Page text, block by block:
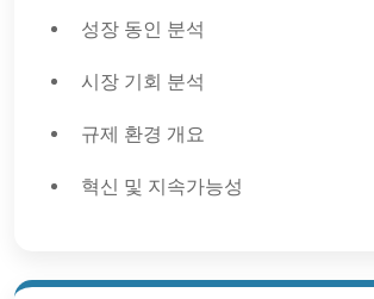
성장 동인 분석
시장 기회 분석
규제 환경 개요
혁신 및 지속가능성